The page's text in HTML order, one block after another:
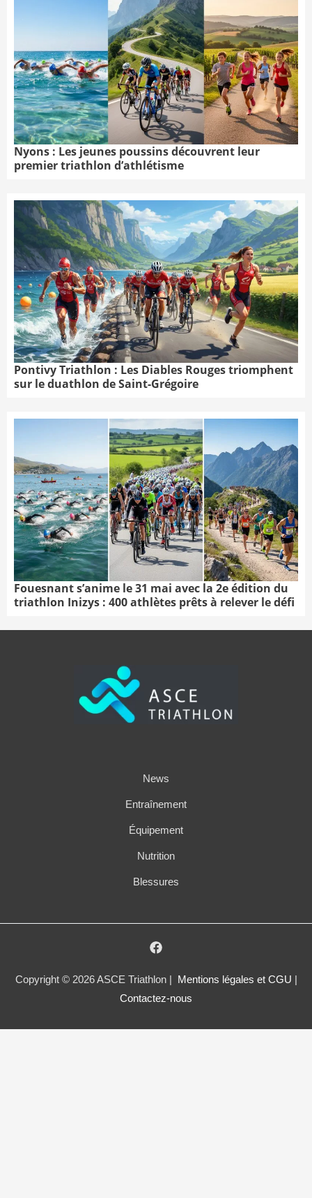
Nyons : Les jeunes poussins découvrent leur
premier triathlon d’athlétisme
Pontivy Triathlon : Les Diables Rouges triomphent
sur le duathlon de Saint-Grégoire
Fouesnant s’anime le 31 mai avec la 2e édition du
triathlon Inizys : 400 athlètes prêts à relever le défi
News
Entraînement
Équipement
Nutrition
Blessures
Copyright © 2026 ASCE Triathlon | Mentions légales et CGU
Contactez-nous